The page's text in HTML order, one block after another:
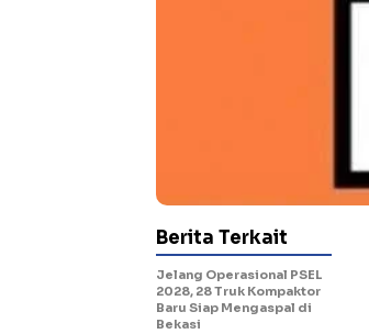
Berita Terkait
Jelang Operasional PSEL
2028, 28 Truk Kompaktor
Baru Siap Mengaspal di
Bekasi